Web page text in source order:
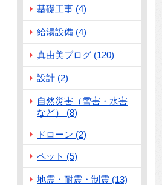
基礎工事 (4)
給湯設備 (4)
真由美ブログ (120)
設計 (2)
自然災害（雪害・水害
など） (8)
ドローン (2)
ペット (5)
地震・耐震・制震 (13)